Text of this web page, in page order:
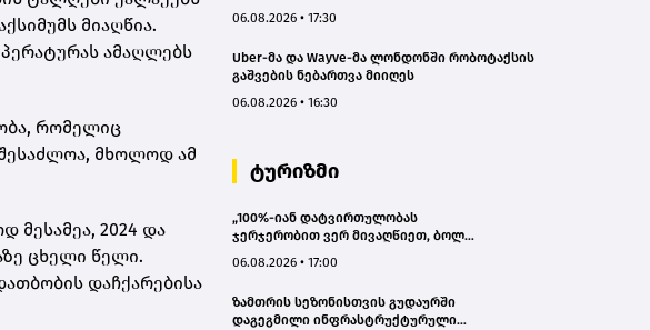
მიაღწია.
ამაღლებს
რომელიც
მხოლოდ ამ
2024 და
ცხელი წელი.
დაჩქარებისა
06.08.2026 • 17:30
Uber-მა და Wayve-მა ლონდონში რობოტაქსის
გაშვების ნებართვა მიიღეს
06.08.2026 • 16:30
ტურიზმი
„100%-იან დატვირთულობას
ჯერჯერობით ვერ მივაღწიეთ, ბოლო
გაუქმდა“ - Kobuleti Beach Club
06.08.2026 • 17:00
ზამთრის სეზონისთვის გუდაურში
დაგეგმილი ინფრასტრუქტურული